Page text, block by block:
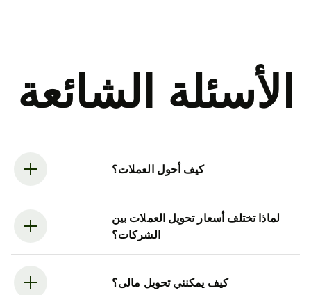
الأسئلة الشائعة
كيف أحول العملات؟
لماذا تختلف أسعار تحويل العملات بين
الشركات؟
كيف يمكنني تحويل مالى؟